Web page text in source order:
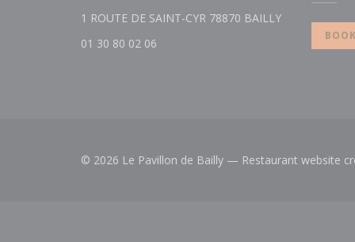
1 ROUTE DE SAINT-CYR 78870 BAILLY((opens in a
01 30 80 02 06
© 2026 Le Pavillon de Bailly — Restaurant website